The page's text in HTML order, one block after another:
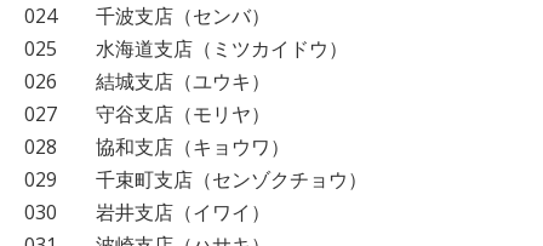
024 千波支店（センバ）
025 水海道支店（ミツカイドウ）
026 結城支店（ユウキ）
027 守谷支店（モリヤ）
028 協和支店（キョウワ）
029 千束町支店（センゾクチョウ）
030 岩井支店（イワイ）